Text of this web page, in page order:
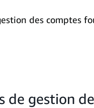
des comptes
de gestion